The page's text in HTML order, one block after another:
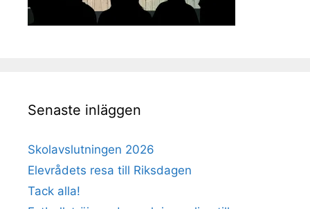
Senaste inläggen
Skolavslutningen 2026
Elevrådets resa till Riksdagen
Tack alla!